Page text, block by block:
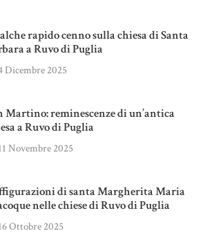
rapido cenno sulla chiesa di Santa
a Ruvo di Puglia
Dicembre 2025
Martino: reminescenze di un’antica
a Ruvo di Puglia
Novembre 2025
di santa Margherita Maria
nelle chiese di Ruvo di Puglia
Ottobre 2025